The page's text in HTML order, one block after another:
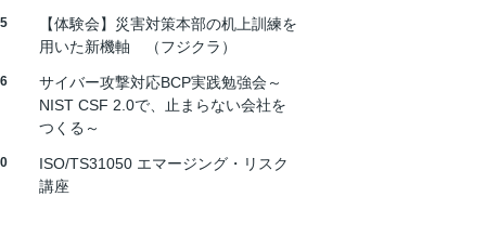
【体験会】災害対策本部の机上訓練を
用いた新機軸 （フジクラ）
サイバー攻撃対応BCP実践勉強会～
NIST CSF 2.0で、止まらない会社を
つくる～
ISO/TS31050 エマージング・リスク
講座